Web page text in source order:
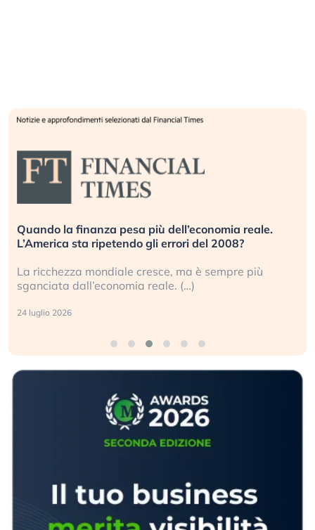
Quando la finanza pesa più dell’economia reale.
L’America sta ripetendo gli errori del 2008?
La ricchezza mondiale cresce, ma è sempre più
sganciata dall’economia reale. (…)
24 luglio 2026